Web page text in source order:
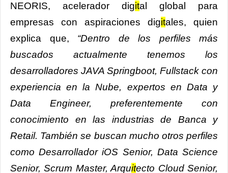
NEORIS, acelerador digital global para
empresas con aspiraciones digitales, quien
explica que, “Dentro de los perfiles más
buscados actualmente tenemos los
desarrolladores JAVA Springboot, Fullstack con
experiencia en la Nube, expertos en Data y
Data Engineer, preferentemente con
conocimiento en las industrias de Banca y
Retail. También se buscan mucho otros perfiles
comoDesarrollador iOS Senior, Data Science
Senior, Scrum Master, Arquitecto Cloud Senior,